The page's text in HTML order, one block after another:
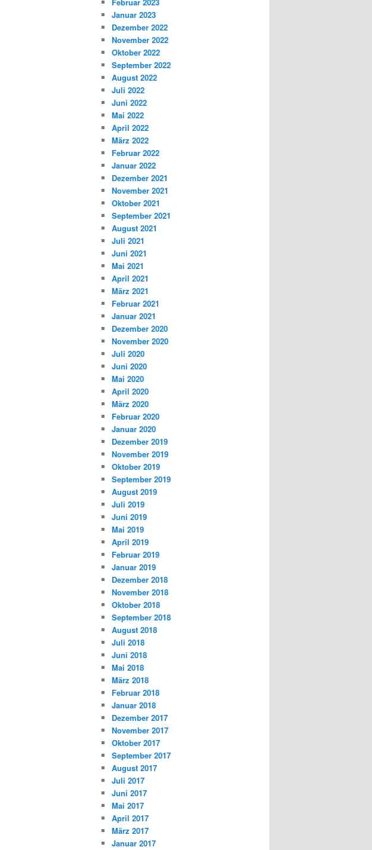
Januar 2023
Dezember 2022
November 2022
Oktober 2022
September 2022
August 2022
Juli 2022
Juni 2022
Mai 2022
April 2022
März 2022
Februar 2022
Januar 2022
Dezember 2021
November 2021
Oktober 2021
September 2021
August 2021
Juli 2021
Juni 2021
Mai 2021
April 2021
März 2021
Februar 2021
Januar 2021
Dezember 2020
November 2020
Juli 2020
Juni 2020
Mai 2020
April 2020
März 2020
Februar 2020
Januar 2020
Dezember 2019
November 2019
Oktober 2019
September 2019
August 2019
Juli 2019
Juni 2019
Mai 2019
April 2019
Februar 2019
Januar 2019
Dezember 2018
November 2018
Oktober 2018
September 2018
August 2018
Juli 2018
Juni 2018
Mai 2018
März 2018
Februar 2018
Januar 2018
Dezember 2017
November 2017
Oktober 2017
September 2017
August 2017
Juli 2017
Juni 2017
Mai 2017
April 2017
März 2017
Januar 2017